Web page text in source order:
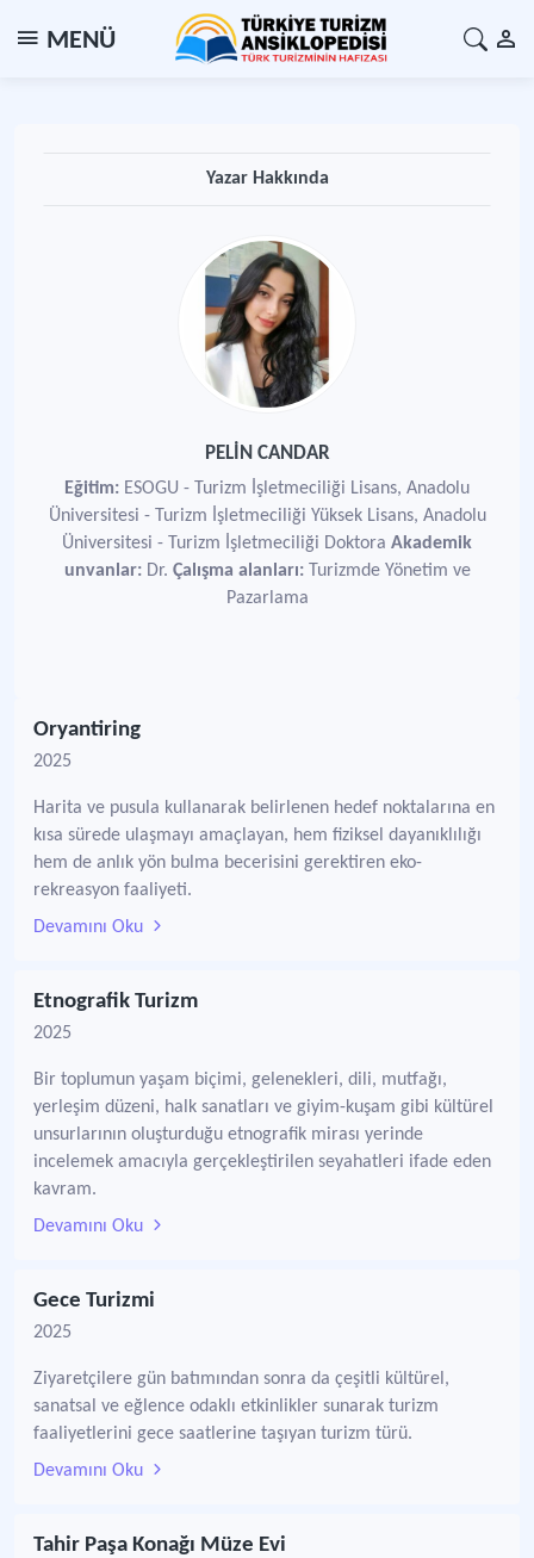
MENÜ
Yazar Hakkında
PELİN CANDAR
Eğitim: ESOGU - Turizm İşletmeciliği Lisans, Anadolu
Üniversitesi - Turizm İşletmeciliği Yüksek Lisans, Anadolu
Üniversitesi - Turizm İşletmeciliği Doktora Akademik
unvanlar:Dr. Çalışma alanları:Turizmde Yönetim ve
Pazarlama
Oryantiring
2025
Harita ve pusula kullanarak belirlenen hedef noktalarına en
kısa sürede ulaşmayı amaçlayan, hem fiziksel dayanıklılığı
hem de anlık yön bulma becerisini gerektiren eko-
rekreasyon faaliyeti.
Devamını Oku
Etnografik Turizm
2025
Bir toplumun yaşam biçimi, gelenekleri, dili, mutfağı,
yerleşim düzeni, halk sanatları ve giyim-kuşam gibi kültürel
unsurlarının oluşturduğu etnografik mirası yerinde
incelemek amacıyla gerçekleştirilen seyahatleri ifade eden
kavram.
Devamını Oku
Gece Turizmi
2025
Ziyaretçilere gün batımından sonra da çeşitli kültürel,
sanatsal ve eğlence odaklı etkinlikler sunarak turizm
faaliyetlerini gece saatlerine taşıyan turizm türü.
Devamını Oku
Tahir Paşa Konağı Müze Evi